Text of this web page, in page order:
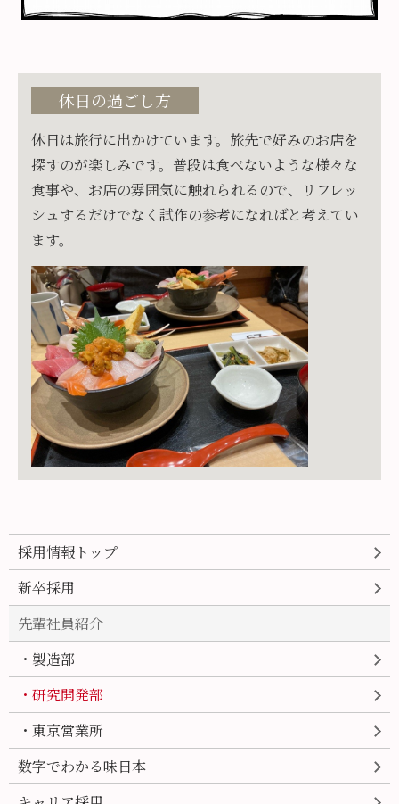
休日の過ごし方
休日は旅行に出かけています。旅先で好みのお店を
探すのが楽しみです。普段は食べないような様々な
食事や、お店の雰囲気に触れられるので、リフレッ
シュするだけでなく試作の参考になればと考えてい
ます。
採用情報トップ
新卒採用
先輩社員紹介
・製造部
・研究開発部
・東京営業所
数字でわかる味日本